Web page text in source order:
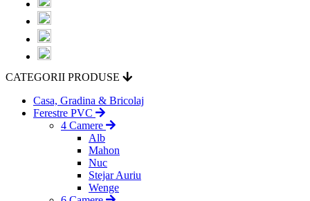
CATEGORII PRODUSE
Casa, Gradina & Bricolaj
Ferestre PVC
4 Camere
Alb
Mahon
Nuc
Stejar Auriu
Wenge